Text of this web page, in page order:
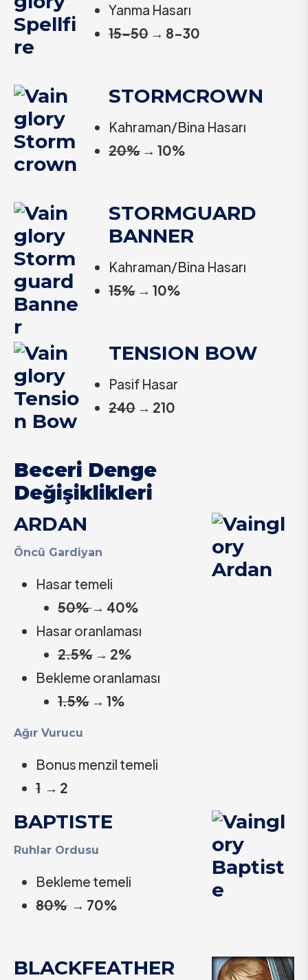
Yanma Hasarı
15-50 → 8-30
STORMCROWN
Kahraman/Bina Hasarı
20% → 10%
STORMGUARD
BANNER
Kahraman/Bina Hasarı
15% → 10%
TENSION BOW
Pasif Hasar
240 → 210
Beceri Denge
Değişiklikleri
ARDAN
Öncü Gardiyan
Hasar temeli
50% → 40%
Hasar oranlaması
2.5% → 2%
Bekleme oranlaması
1.5% → 1%
Ağır Vurucu
Bonus menzil temeli
1 → 2
BAPTISTE
Ruhlar Ordusu
Bekleme temeli
80% → 70%
BLACKFEATHER